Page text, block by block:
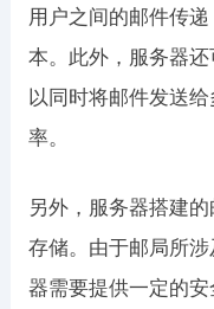
用户之间的邮件传
本。此外，服务器
以同时将邮件发送
率。
另外，服务器搭建
存储。由于邮局所
器需要提供一定的